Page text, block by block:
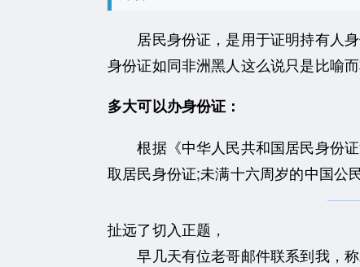
居民身份证，是用于证明持有人身
身份证如同非洲黑人这么说只是比喻
多大可以办身份证：
根据《中华人民共和国居民身份证
取居民身份证;未满十六周岁的中国公
扯远了切入正题，
早几天有位老哥邮件联系到我，称